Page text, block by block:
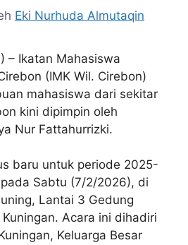
Eki Nurhuda Almutaqin
– Ikatan Mahasiswa
(IMK Wil. Cirebon)
mahasiswa dari sekitar
kini dipimpin oleh
Nur Fattahurrizki.
baru untuk periode 2025-
Sabtu (7/2/2026), di
Lantai 3 Gedung
Acara ini dihadiri
Keluarga Besar